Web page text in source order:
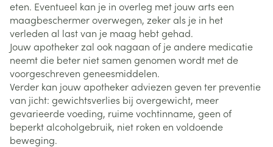
eten. Eventueel kan je in overleg met jouw arts een
maagbeschermer overwegen, zeker als je in het
verleden al last van je maag hebt gehad.
Jouw apotheker zal ook nagaan of je andere medicatie
neemt die beter niet samen genomen wordt met de
voorgeschreven geneesmiddelen.
Verder kan jouw apotheker adviezen geven ter preventie
van jicht: gewichtsverlies bij overgewicht, meer
gevarieerde voeding, ruime vochtinname, geen of
beperkt alcoholgebruik, niet roken en voldoende
beweging.